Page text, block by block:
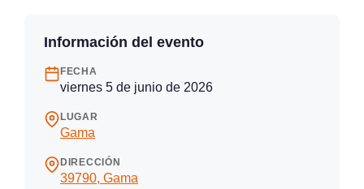
Información del evento
FECHA
viernes 5 de junio de 2026
LUGAR
Gama
DIRECCIÓN
39790, Gama